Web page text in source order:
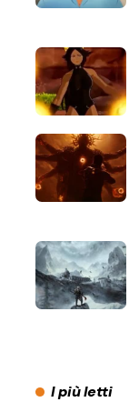
I più letti